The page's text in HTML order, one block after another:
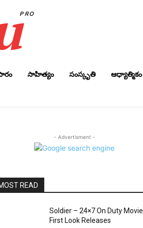
PRO
సాహిత్యం సంస్కృతి ఆధ్యాత్మికం
- Advertisment -
READ
Soldier – 24×7 On Duty Movie
First Look Releases